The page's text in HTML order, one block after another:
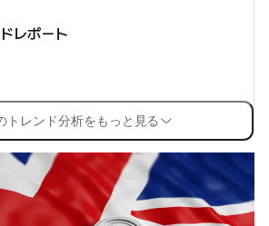
レポート
トレンド分析をもっと見る